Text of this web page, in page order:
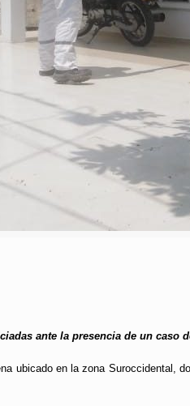
ante la presencia de un caso
ubicado en la zona Suroccidental,